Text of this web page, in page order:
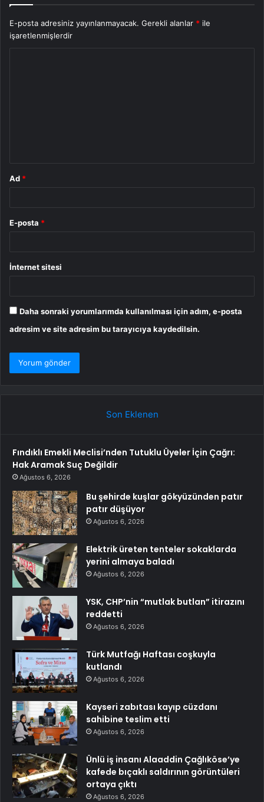
E-posta adresiniz yayınlanmayacak. Gerekli alanlar * ile
işaretlenmişlerdir
Ad *
E-posta *
İnternet sitesi
Daha sonraki yorumlarımda kullanılması için adım, e-posta
adresim ve site adresim bu tarayıcıya kaydedilsin.
Son Eklenen
Fındıklı Emekli Meclisi’nden Tutuklu Üyeler İçin Çağrı:
Hak Aramak Suç Değildir
Ağustos 6, 2026
Bu şehirde kuşlar gökyüzünden patır
patır düşüyor
Ağustos 6, 2026
Elektrik üreten tenteler sokaklarda
yerini almaya baladı
Ağustos 6, 2026
YSK, CHP’nin “mutlak butlan” itirazını
reddetti
Ağustos 6, 2026
Türk Mutfağı Haftası coşkuyla
kutlandı
Ağustos 6, 2026
Kayseri zabıtası kayıp cüzdanı
sahibine teslim etti
Ağustos 6, 2026
Ünlü iş insanı Alaaddin Çağlıköse’ye
kafede bıçaklı saldırının görüntüleri
ortaya çıktı
Ağustos 6, 2026